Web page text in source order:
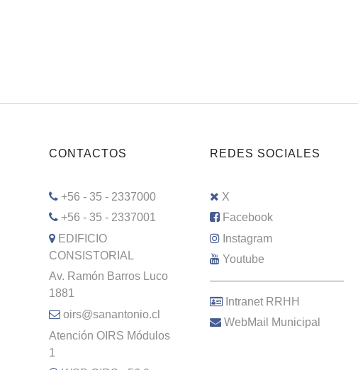
CONTACTOS
+56 - 35 - 2337000
+56 - 35 - 2337001
EDIFICIO
CONSISTORIAL
Av. Ramón Barros Luco
1881
oirs@sanantonio.cl
Atención OIRS Módulos
1
REDES SOCIALES
X
Facebook
Instagram
Youtube
–––––––––––––––––––––
Intranet RRHH
WebMail Municipal